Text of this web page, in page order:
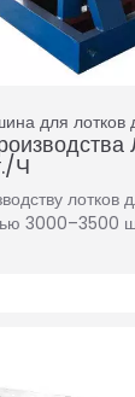
для лотков
ч
лотков
3000–3500